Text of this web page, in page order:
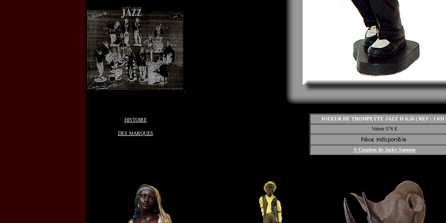
HISTOIRE
DES MARQUES
JOUEUR DE TROMPETTE JAZZ H 0,50 ( REF : J 031
Valeur 576 €
® Creation deJacky Samson